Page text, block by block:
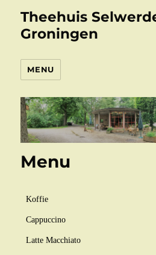
Theehuis
Groningen
MENU
Menu
Koffie
Cappuccino
Latte Macchiato